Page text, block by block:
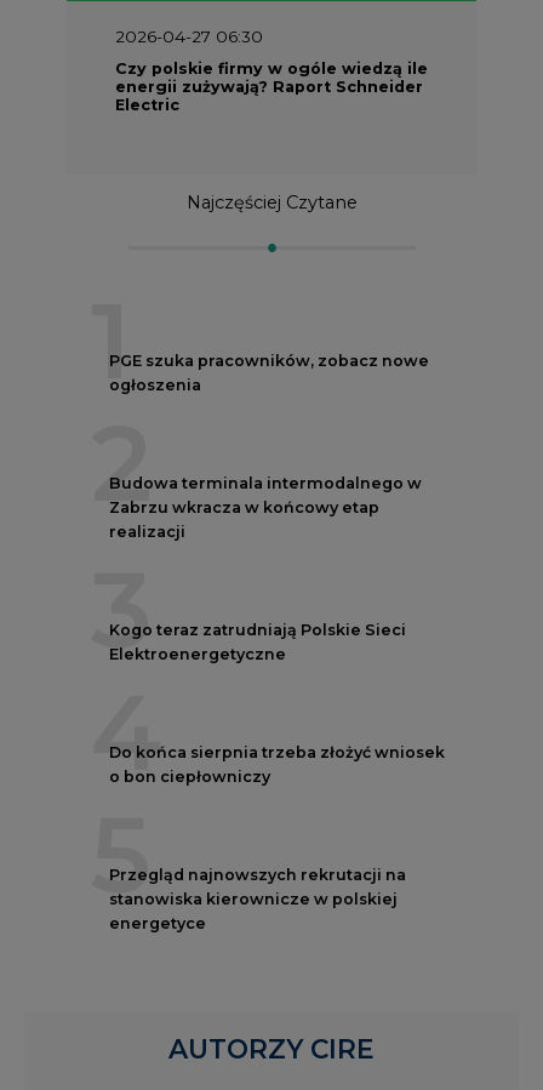
2026-04-27 06:30
Czy polskie firmy w ogóle wiedzą ile
energii zużywają? Raport Schneider
Electric
Najczęściej Czytane
1
PGE szuka pracowników, zobacz nowe
ogłoszenia
2
Budowa terminala intermodalnego w
Zabrzu wkracza w końcowy etap
realizacji
3
Kogo teraz zatrudniają Polskie Sieci
Elektroenergetyczne
4
Do końca sierpnia trzeba złożyć wniosek
o bon ciepłowniczy
5
Przegląd najnowszych rekrutacji na
stanowiska kierownicze w polskiej
energetyce
AUTORZY CIRE